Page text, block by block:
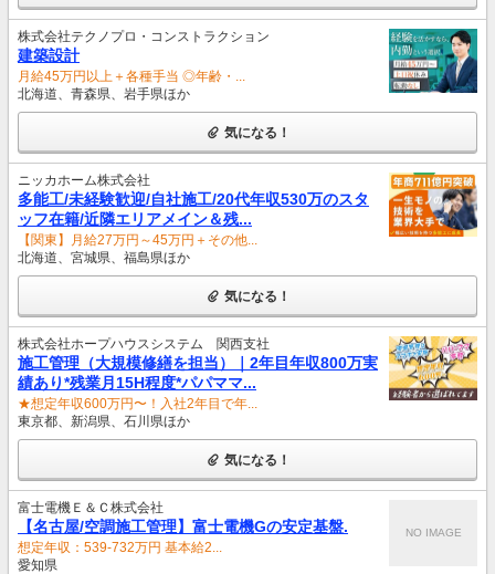
株式会社テクノプロ・コンストラクション
建築設計
月給45万円以上＋各種手当 ◎年齢・...
北海道、青森県、岩手県ほか
気になる！
ニッカホーム株式会社
多能工/未経験歓迎/自社施工/20代年収530万のスタ
ッフ在籍/近隣エリアメイン＆残...
【関東】月給27万円～45万円＋その他...
北海道、宮城県、福島県ほか
気になる！
株式会社ホープハウスシステム 関西支社
施工管理（大規模修繕を担当）｜2年目年収800万実
績あり*残業月15H程度*パパママ...
★想定年収600万円〜！入社2年目で年...
東京都、新潟県、石川県ほか
気になる！
富士電機Ｅ＆Ｃ株式会社
【名古屋/空調施工管理】富士電機Gの安定基盤.
想定年収：539-732万円 基本給2...
愛知県
NO IMAGE